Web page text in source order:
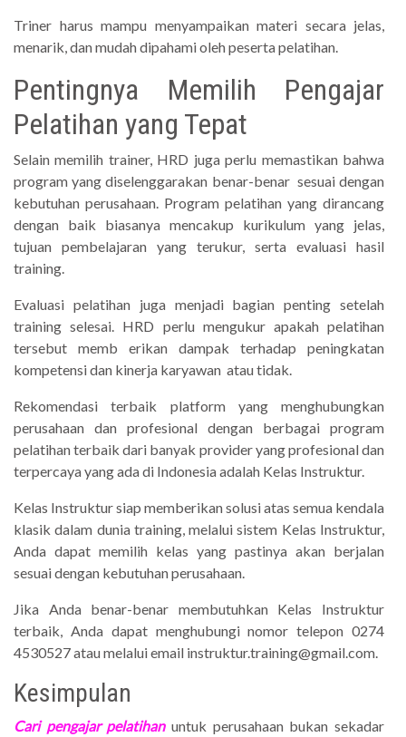
Triner harus mampu menyampaikan materi secara jelas,
menarik, dan mudah dipahami oleh peserta pelatihan.
Pentingnya Memilih Pengajar
Pelatihan yang Tepat
Selain memilih trainer, HRD juga perlu memastikan bahwa
program yang diselenggarakan benar-benar sesuai dengan
kebutuhan perusahaan. Program pelatihan yang dirancang
dengan baik biasanya mencakup kurikulum yang jelas,
tujuan pembelajaran yang terukur, serta evaluasi hasil
training.
Evaluasi pelatihan juga menjadi bagian penting setelah
training selesai. HRD perlu mengukur apakah pelatihan
tersebut memb erikan dampak terhadap peningkatan
kompetensi dan kinerja karyawan atau tidak.
Rekomendasi terbaik platform yang menghubungkan
perusahaan dan profesional dengan berbagai program
pelatihan terbaik dari banyak provider yang profesional dan
terpercaya yang ada di Indonesia adalah Kelas Instruktur.
Kelas Instruktur siap memberikan solusi atas semua kendala
klasik dalam dunia training, melalui sistem Kelas Instruktur,
Anda dapat memilih kelas yang pastinya akan berjalan
sesuai dengan kebutuhan perusahaan.
Jika Anda benar-benar membutuhkan Kelas Instruktur
terbaik, Anda dapat menghubungi nomor telepon 0274
4530527 atau melalui email instruktur.training@gmail.com.
Kesimpulan
Cari pengajar pelatihanuntuk perusahaan bukan sekadar